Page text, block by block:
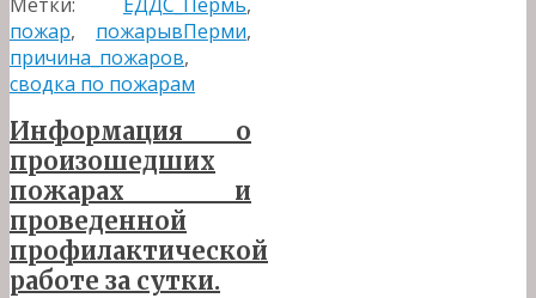
пожар, пожарывПерми,
причина_пожаров,
сводка по пожарам
Информация о
произошедших
пожарах и
проведенной
профилактической
работе за сутки.